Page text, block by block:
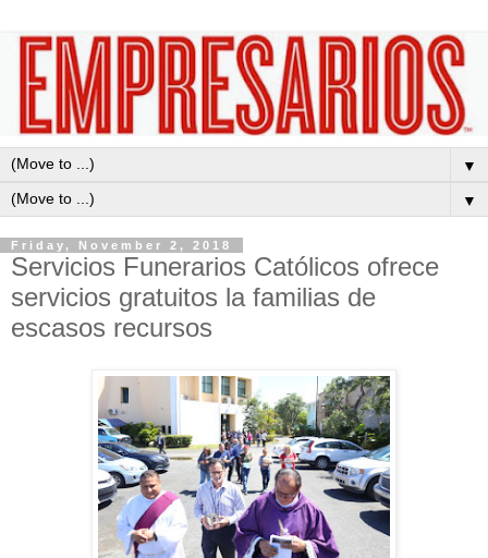
▼
▼
Friday, November 2, 2018
Servicios Funerarios Católicos ofrece
servicios gratuitos la familias de
escasos recursos